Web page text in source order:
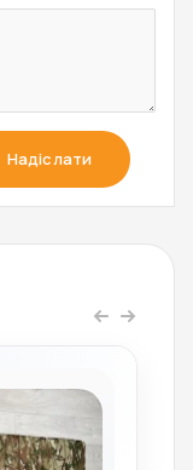
Надіслати